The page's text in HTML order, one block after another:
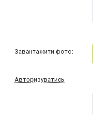
Завантажити фото:
Авторизуватись